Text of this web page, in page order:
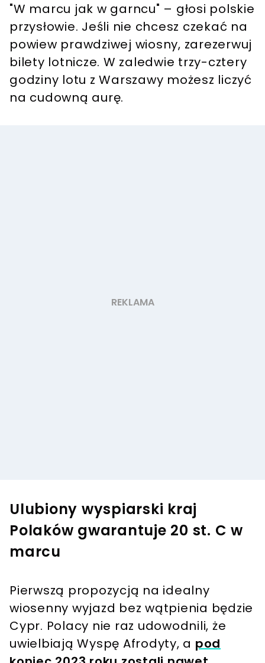
"W marcu jak w garncu" – głosi polskie
przysłowie. Jeśli nie chcesz czekać na
powiew prawdziwej wiosny, zarezerwuj
bilety lotnicze. W zaledwie trzy-cztery
godziny lotu z Warszawy możesz liczyć
na cudowną aurę.
Ulubiony wyspiarski kraj
Polaków gwarantuje 20 st. C w
marcu
Pierwszą propozycją na idealny
wiosenny wyjazd bez wątpienia będzie
Cypr. Polacy nie raz udowodnili, że
uwielbiają Wyspę Afrodyty, a pod